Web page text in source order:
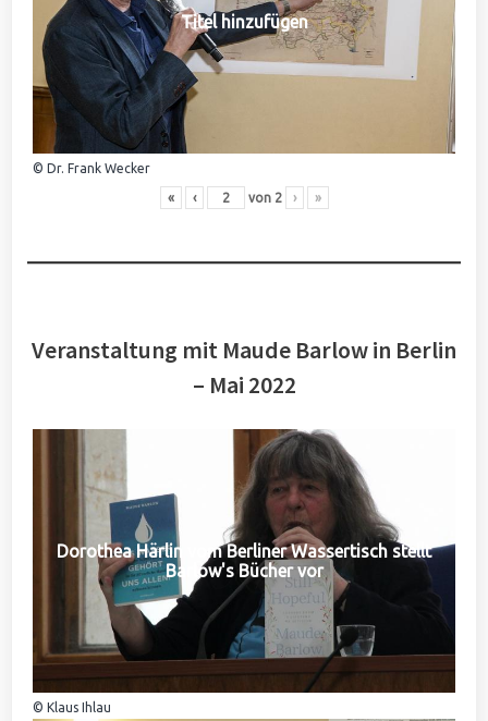
Titel hinzufügen
© Dr. Frank Wecker
« ‹ von 2 › »
Veranstaltung mit Maude Barlow in Berlin
– Mai 2022
Dorothea Härlin vom Berliner Wassertisch stellt
Barlow's Bücher vor
© Klaus Ihlau